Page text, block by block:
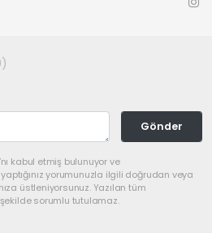
Gönder
kabul etmiş bulunuyor ve
yorumunuzla ilgili doğrudan veya
üstleniyorsunuz. Yazılan tüm
sorumlu tutulamaz.